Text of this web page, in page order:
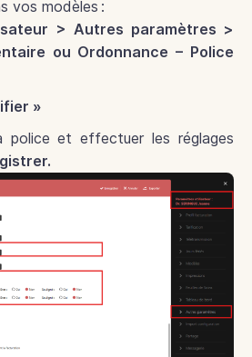
vos modèles :
> Autres paramètres >
ou Ordonnance – Police
»
police et effectuer les réglages